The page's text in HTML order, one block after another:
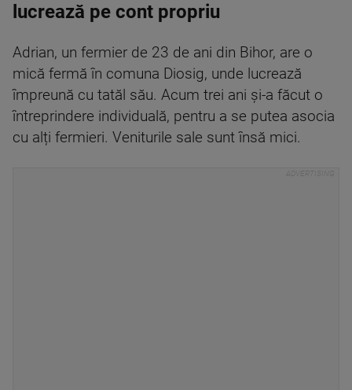
lucrează pe cont propriu
Adrian, un fermier de 23 de ani din Bihor, are o
mică fermă în comuna Diosig, unde lucrează
împreună cu tatăl său. Acum trei ani și-a făcut o
întreprindere individuală, pentru a se putea asocia
cu alți fermieri. Veniturile sale sunt însă mici.